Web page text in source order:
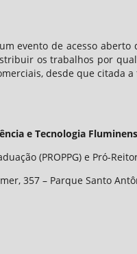
evento de acesso aberto
os trabalhos por
desde que citada a
e Tecnologia
(PROPPG) e Pró-
357 – Parque Santo